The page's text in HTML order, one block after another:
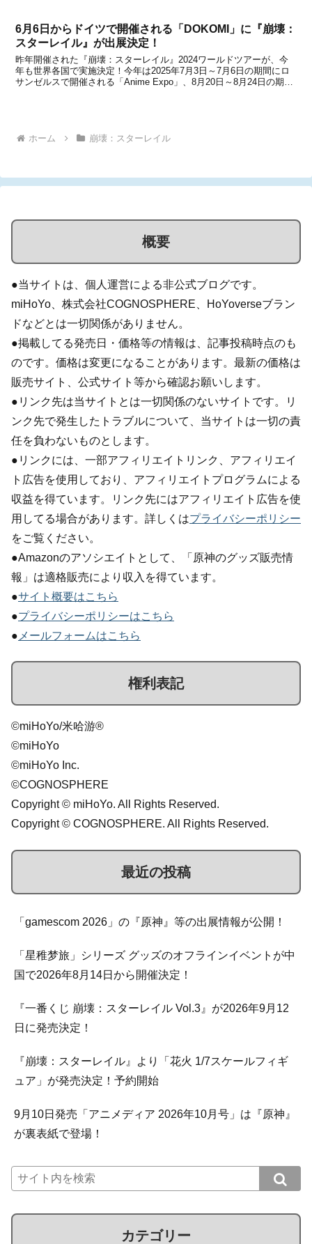
6月6日からドイツで開催される「DOKOMI」に『崩壊：
スターレイル』が出展決定！
昨年開催された『崩壊：スターレイル』2024ワールドツアーが、今
年も世界各国で実施決定！今年は2025年7月3日～7月6日の期間にロ
サンゼルスで開催される「Anime Expo」、8月20日～8月24日の期間
ホーム 崩壊：スターレイル
概要
●当サイトは、個人運営による非公式ブログです。
miHoYo、株式会社COGNOSPHERE、HoYoverseブラン
ドなどとは一切関係がありません。
●掲載してる発売日・価格等の情報は、記事投稿時点のも
のです。価格は変更になることがあります。最新の価格は
販売サイト、公式サイト等から確認お願いします。
●リンク先は当サイトとは一切関係のないサイトです。リ
ンク先で発生したトラブルについて、当サイトは一切の責
任を負わないものとします。
●リンクには、一部アフィリエイトリンク、アフィリエイ
ト広告を使用しており、アフィリエイトプログラムによる
収益を得ています。リンク先にはアフィリエイト広告を使
用してる場合があります。詳しくはプライバシーポリシー
をご覧ください。
●Amazonのアソシエイトとして、「原神のグッズ販売情
報」は適格販売により収入を得ています。
●サイト概要はこちら
●プライバシーポリシーはこちら
● メールフォームはこちら
権利表記
©miHoYo/米哈游®
©miHoYo
©miHoYo Inc.
©COGNOSPHERE
Copyright © miHoYo. All Rights Reserved.
Copyright © COGNOSPHERE. All Rights Reserved.
最近の投稿
「gamescom 2026」の『原神』等の出展情報が公開！
「星稚梦旅」シリーズ グッズのオフラインイベントが中
国で2026年8月14日から開催決定！
『一番くじ 崩壊：スターレイル Vol.3』が2026年9月12
日に発売決定！
『崩壊：スターレイル』より「花火 1/7スケールフィギ
ュア」が発売決定！予約開始
9月10日発売「アニメディア 2026年10月号」は『原神』
が裏表紙で登場！
カテゴリー